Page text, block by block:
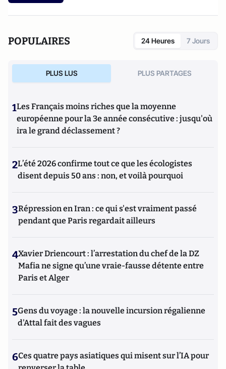
POPULAIRES 24 Heures 7 Jours
PLUS LUS PLUS PARTAGES
1Les Français moins riches que la moyenne
européenne pour la 3e année consécutive : jusqu'où
ira le grand déclassement ?
2L’été 2026 confirme tout ce que les écologistes
disent depuis 50 ans : non, et voilà pourquoi
3Répression en Iran : ce qui s'est vraiment passé
pendant que Paris regardait ailleurs
4Xavier Driencourt : l’arrestation du chef de la DZ
Mafia ne signe qu’une vraie-fausse détente entre
Paris et Alger
5Gens du voyage : la nouvelle incursion régalienne
d'Attal fait des vagues
6Ces quatre pays asiatiques qui misent sur l’IA pour